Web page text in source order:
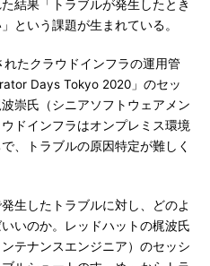
結果「トラブルが発生したとき
という課題が生まれている。
たクラウドインフラの運用管
Days Tokyo 2020」のセッ
崇氏（シニアソフトウェアメン
ドインフラはオンプレミス環境
、トラブルの原因特定が難しく
生したトラブルに対し、どのよ
いのか。レッドハットの梶波氏
テナンスエンジニア）のセッシ